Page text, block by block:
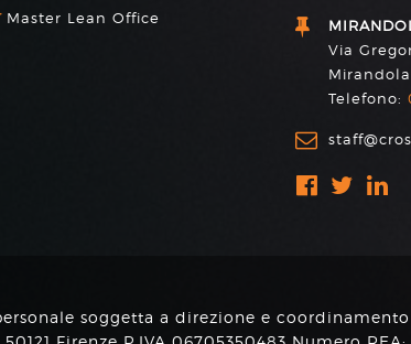
Master Lean Office
Via
Telefono:
soggetta a direzione e